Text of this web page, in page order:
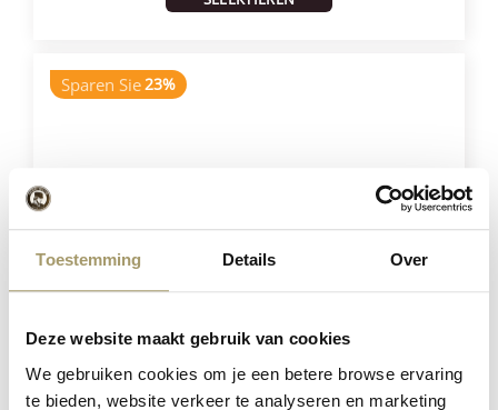
Toestemming Details Over
Deze website maakt gebruik van cookies
We gebruiken cookies om je een betere browse ervaring
te bieden, website verkeer te analyseren en marketing
Sparen Sie23%
181,40 €